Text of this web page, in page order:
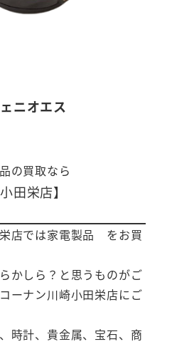
ニオエス
の買取なら
田栄店】
店では家電製品 をお買
かしら？と思うものがご
ーナン川崎小田栄店にご
時計、貴金属、宝石、商